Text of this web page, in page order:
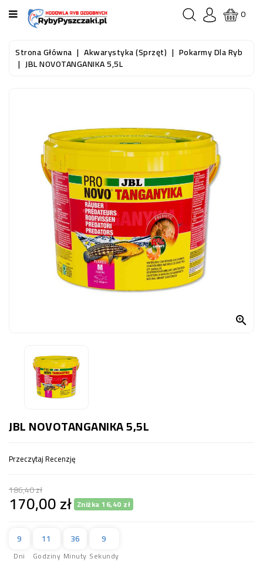
KATEGORIA
STRONA
GŁÓWNA
WODNEGO
AKWARYSTYKA
0
Strona Główna Akwarystyka (sprzęt) Pokarmy Dla Ryb
JBL NOVOTANGANIKA 5,5L

JBL NOVOTANGANIKA 5,5L
Przeczytaj Recenzję
186,40 zł
170,00 zł Zniżka 16,40 zł
9
Dni
11
Godziny
36
Minuty
9
Sekundy